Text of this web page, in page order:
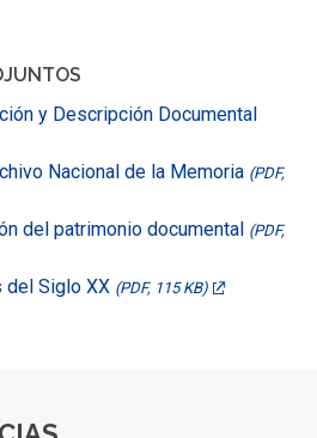
y Descripción Documental
Nacional de la Memoria (PDF,
del patrimonio documental (PDF,
del Siglo XX (PDF, 115 KB)